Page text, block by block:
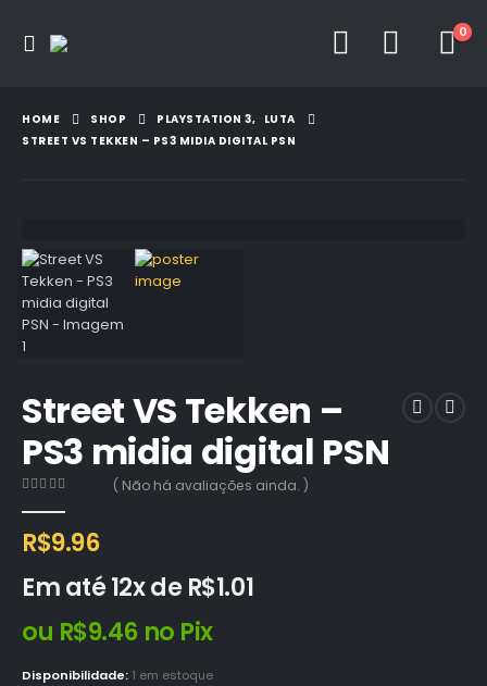
0
HOME SHOP PLAYSTATION 3, LUTA
STREET VS TEKKEN – PS3 MIDIA DIGITAL PSN
Street VS Tekken –
PS3 midia digital PSN
( Não há avaliações ainda. )
R$9.96
Em até 12x deR$1.01
ou R$9.46 no Pix
Disponibilidade: 1 em estoque